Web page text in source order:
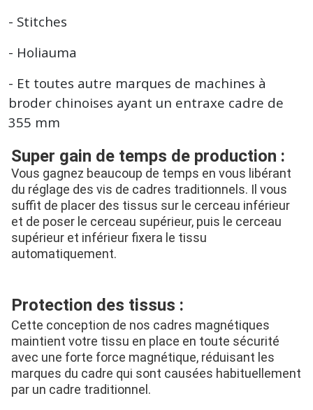
- Stitches
- Holiauma
- Et toutes autre marques de machines à
broder chinoises ayant un entraxe cadre de
355 mm
Super gain de temps de production :
Vous gagnez beaucoup de temps en vous libérant
du réglage des vis de cadres traditionnels. Il vous
suffit de placer des tissus sur le cerceau inférieur
et de poser le cerceau supérieur, puis le cerceau
supérieur et inférieur fixera le tissu
automatiquement.
Protection des tissus :
Cette conception de nos cadres magnétiques
maintient votre tissu en place en toute sécurité
avec une forte force magnétique, réduisant les
marques du cadre qui sont causées habituellement
par un cadre traditionnel.